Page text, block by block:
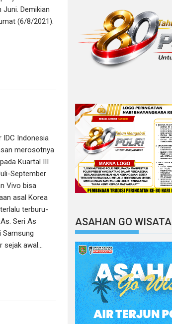
Demikian
(6/8/2021).
Indonesia
merosotnya
Kuartal III
September
Vivo bisa
asal Korea
terburu-
Seri As
Samsung
sejak awal…
ASAHAN GO WISATA